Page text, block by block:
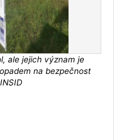
ale jejich význam je
na bezpečnost